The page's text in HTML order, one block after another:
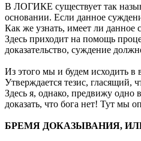
В ЛОГИКЕ существует так
основании. Если данное
Как же узнать, имеет ли данное
Здесь приходит на помощь
доказательство, суждение
Из этого мы и будем исходить в
Утверждается тезис, гласящий,
Здесь я, однако, предвижу одно
доказать, что бога нет! Тут мы
БРЕМЯ ДОКАЗЫВАНИЯ,